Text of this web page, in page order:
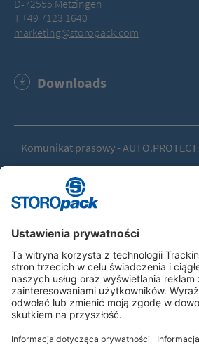
D-72555 Metzingen
T +49 7123 1640
marketing@storopack.com
Downloads
Komunikat prasowy - AUTO.PROTECT
AUTO.PROTECT (JPG, 81.5 KB)
AUTO.PROTECT (JPG, 9.4 MB)